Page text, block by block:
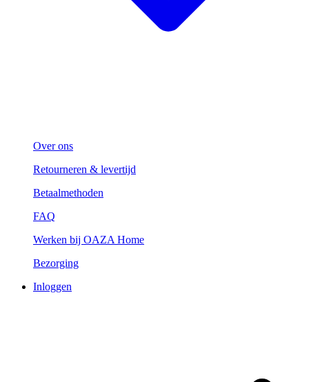
Over ons
Retourneren & levertijd
Betaalmethoden
FAQ
Werken bij OAZA Home
Bezorging
Inloggen